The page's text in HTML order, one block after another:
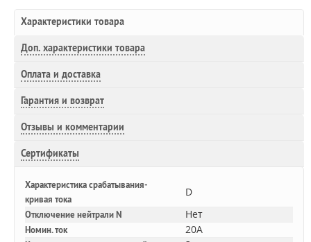
Характеристики товара
Доп. характеристики товара
Оплата и доставка
Гарантия и возврат
Отзывы и комментарии
Сертификаты
Характеристика срабатывания-
кривая тока
D
Отключение нейтрали N Нет
Номин. ток 20A